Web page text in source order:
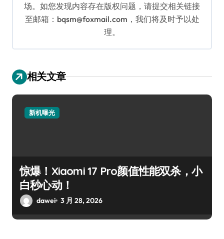
场。如您发现内容存在版权问题，请提交相关链接
至邮箱：bqsm@foxmail.com，我们将及时予以处
理。
相关文章
新机曝光
惊爆！Xiaomi 17 Pro颜值性能双杀，小
白秒心动！
dawei 3 月 28, 2026